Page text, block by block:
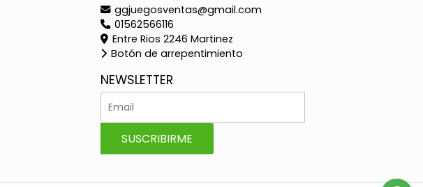
ggjuegosventas@gmail.com
01562566116
Entre Rios 2246 Martinez
Botón de arrepentimiento
NEWSLETTER
SUSCRIBIRME